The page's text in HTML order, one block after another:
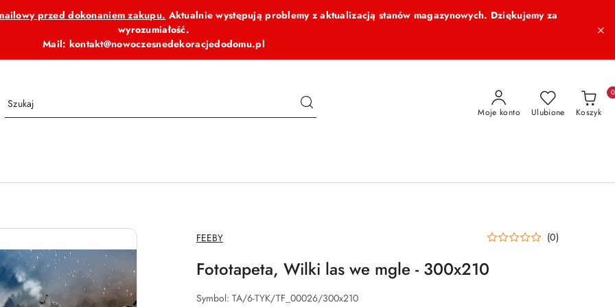
przed dokonaniem zakupu. Aktualnie występują problemy z aktualizacją stanów magazynowych. Dziękujemy za
wyrozumiałość.
Mail: kontakt@nowoczesnedekoracjedodomu.pl
Moje konto Ulubione Koszyk
0
NAZWA
PRODUCENTA:
FEEBY (0)
Fototapeta, Wilki las we mgle - 300x210
Symbol: TA/6-TYK/TF_00026/300x210